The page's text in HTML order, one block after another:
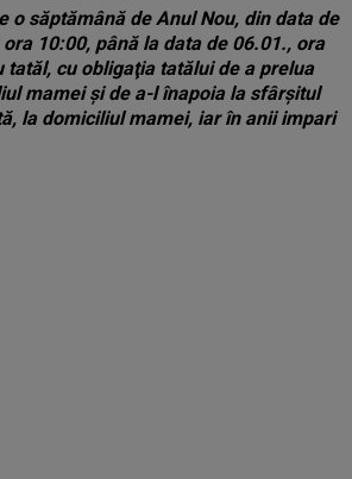
o săptămână de Anul Nou, din data de
10:00, până la data de 06.01., ora
tatăl, cu obligaţia tatălui de a prelua
mamei şi de a-l înapoia la sfârşitul
la domiciliul mamei, iar în anii impari